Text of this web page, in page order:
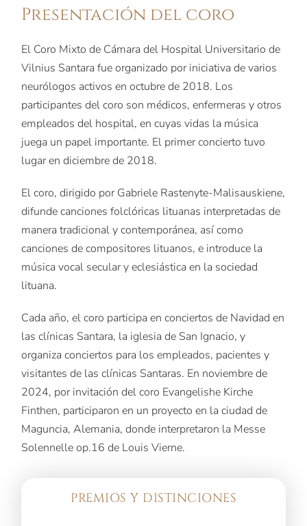
Presentación del coro
El Coro Mixto de Cámara del Hospital Universitario de
Vilnius Santara fue organizado por iniciativa de varios
neurólogos activos en octubre de 2018. Los
participantes del coro son médicos, enfermeras y otros
empleados del hospital, en cuyas vidas la música
juega un papel importante. El primer concierto tuvo
lugar en diciembre de 2018.
El coro, dirigido por Gabriele Rastenyte-Malisauskiene,
difunde canciones folclóricas lituanas interpretadas de
manera tradicional y contemporánea, así como
canciones de compositores lituanos, e introduce la
música vocal secular y eclesiástica en la sociedad
lituana.
Cada año, el coro participa en conciertos de Navidad en
las clínicas Santara, la iglesia de San Ignacio, y
organiza conciertos para los empleados, pacientes y
visitantes de las clínicas Santaras. En noviembre de
2024, por invitación del coro Evangelishe Kirche
Finthen, participaron en un proyecto en la ciudad de
Maguncia, Alemania, donde interpretaron la Messe
Solennelle op.16 de Louis Vierne.
PREMIOS Y DISTINCIONES